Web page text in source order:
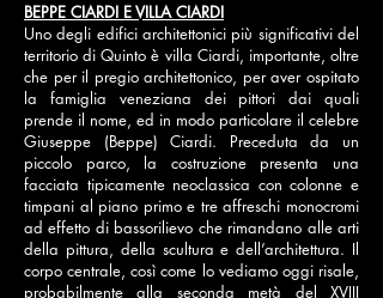
BEPPE CIARDI E VILLA CIARDI
Uno degli edifici architettonici più significativi del
territorio di Quinto è villa Ciardi, importante, oltre
che per il pregio architettonico, per aver ospitato
la famiglia veneziana dei pittori dai quali
prende il nome, ed in modo particolare il celebre
Giuseppe (Beppe) Ciardi. Preceduta da un
piccolo parco, la costruzione presenta una
facciata tipicamente neoclassica con colonne e
timpani al piano primo e tre affreschi monocromi
ad effetto di bassorilievo che rimandano alle arti
della pittura, della scultura e dell’architettura. Il
corpo centrale, così come lo vediamo oggi risale,
probabilmente alla seconda metà del XVIII